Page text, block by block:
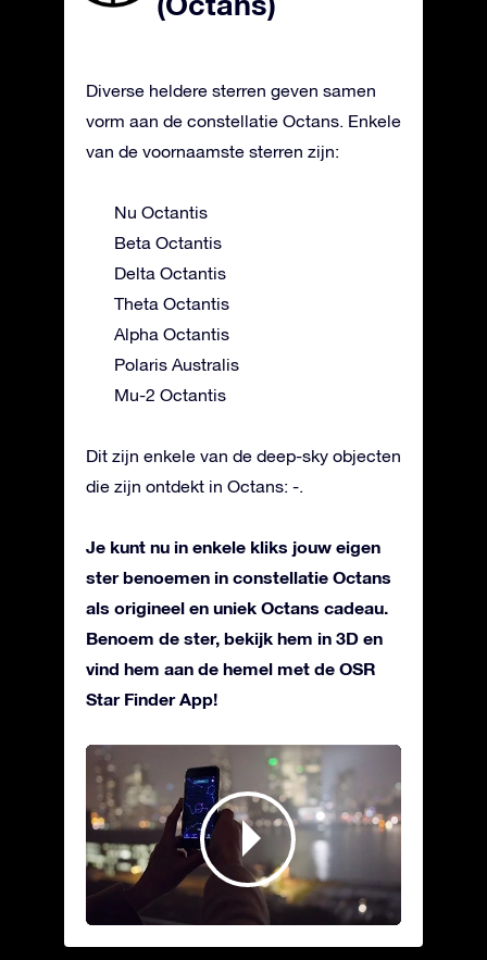
Diverse heldere sterren geven samen
vorm aan de constellatie Octans. Enkele
van de voornaamste sterren zijn:
Nu Octantis
Beta Octantis
Delta Octantis
Theta Octantis
Alpha Octantis
Polaris Australis
Mu-2 Octantis
Dit zijn enkele van de deep-sky objecten
die zijn ontdekt in Octans: -.
Je kunt nu in enkele kliks jouw eigen
ster benoemen in constellatie Octans
als origineel en uniek Octans cadeau.
Benoem de ster, bekijk hem in 3D en
vind hem aan de hemel met de OSR
Star Finder App!